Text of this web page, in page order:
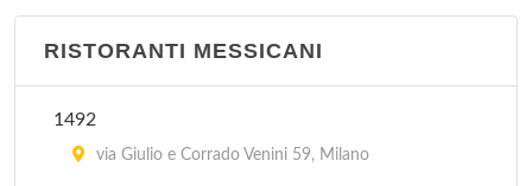
viale Tibaldi 1, Milano
RISTORANTI MESSICANI
1492
via Giulio e Corrado Venini 59, Milano